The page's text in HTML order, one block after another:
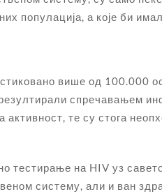
популација, а које би
више од 100.000
спречавањем
те су стога
тестирање на HIV уз
систему, али и ван